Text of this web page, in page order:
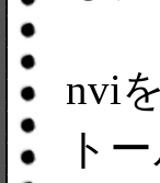
nvi
トー